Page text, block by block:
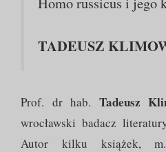
TADEUSZ
Prof. dr hab. Tadeusz
wrocławski badacz
Autor kilku książek,